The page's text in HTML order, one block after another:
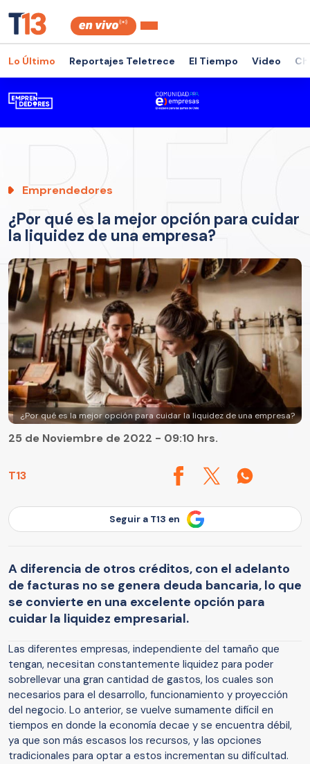
Lo Último Reportajes Teletrece El Tiempo Video
Emprendedores
¿Por qué es la mejor opción para cuidar
la liquidez de una empresa?
¿Por qué es la mejor opción para cuidar la liquidez de una empresa?
T13
25 de Noviembre de 2022 - 09:10 hrs.
Seguir a T13 en
A diferencia de otros créditos, con el adelanto
de facturas no se genera deuda bancaria, lo que
se convierte en una excelente opción para
cuidar la liquidez empresarial.
Las diferentes empresas, independiente del tamaño que
tengan, necesitan constantemente liquidez para poder
sobrellevar una gran cantidad de gastos, los cuales son
necesarios para el desarrollo, funcionamiento y proyección
del negocio. Lo anterior, se vuelve sumamente difícil en
tiempos en donde la economía decae y se encuentra débil,
ya que son más escasos los recursos, y las opciones
tradicionales para optar a estos incrementan su dificultad.